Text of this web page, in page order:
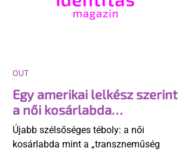
Egy amerikai lelkész szerint
a női kosárlabda
transzneműséghez vezet
Újabb szélsőséges téboly: a női
kosárlabda mint a „transzneműség
OUT